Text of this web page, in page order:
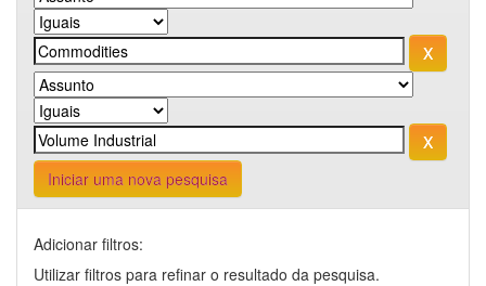
Iniciar uma nova pesquisa
Adicionar filtros:
Utilizar filtros para refinar o resultado da pesquisa.